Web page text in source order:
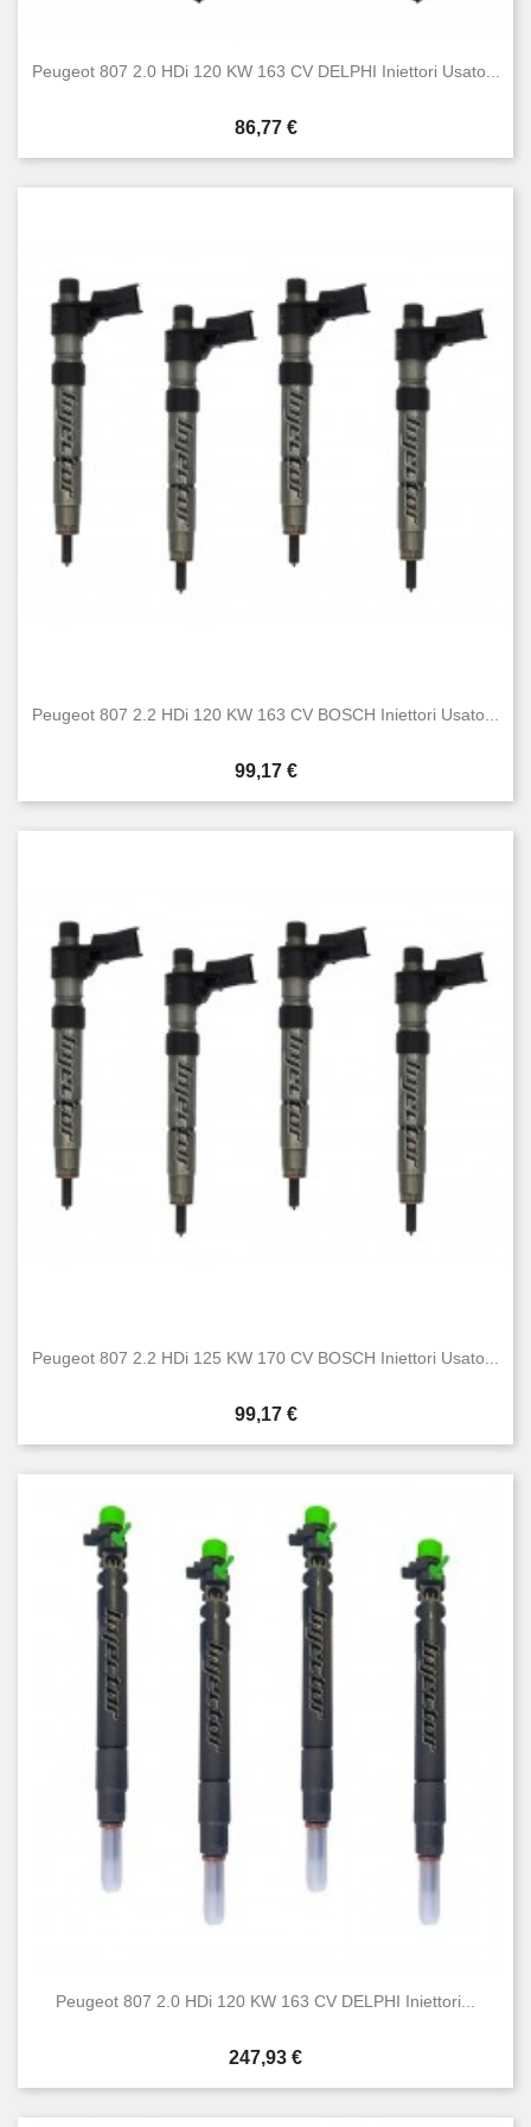
Peugeot 807 2.0 HDi 120 KW 163 CV DELPHI Iniettori Usato...
Prezzo
86,77 €
Peugeot 807 2.2 HDi 120 KW 163 CV BOSCH Iniettori Usato...
Prezzo
99,17 €
Peugeot 807 2.2 HDi 125 KW 170 CV BOSCH Iniettori Usato...
Prezzo
99,17 €
Peugeot 807 2.0 HDi 120 KW 163 CV DELPHI Iniettori...
Prezzo
247,93 €